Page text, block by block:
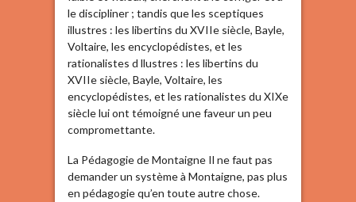
le discipliner ; tandis que les sceptiques
illustres : les libertins du XVIIe siècle, Bayle,
Voltaire, les encyclopédistes, et les
rationalistes d llustres : les libertins du
XVIIe siècle, Bayle, Voltaire, les
encyclopédistes, et les rationalistes du XIXe
siècle lui ont témoigné une faveur un peu
compromettante.
La Pédagogie de Montaigne Il ne faut pas
demander un système à Montaigne, pas plus
en pédagogie qu’en toute autre chose.